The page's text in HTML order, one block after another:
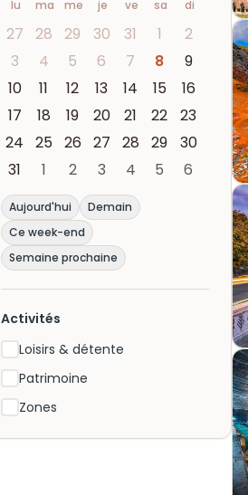
lu ma me je ve sa di
27 28 29 30 31 1
2
3
4 5 6 7 8
9
10
11 12 13 14 15
16
17
18 19 20 21 22
23
24
25 26 27 28 29
30
31
1 2 3 4 5 6
Aujourd'hui
Demain
Ce week-end
Semaine prochaine
Activités
Loisirs & détente
Patrimoine
Zones